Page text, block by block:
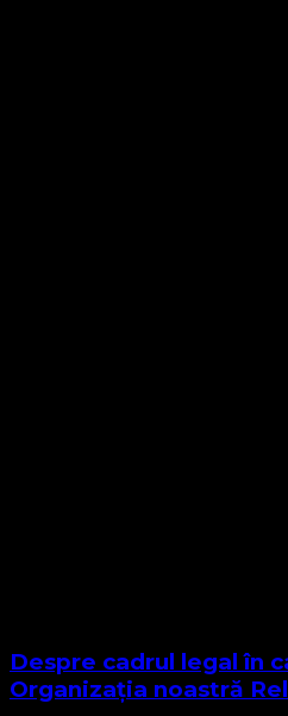
Despre cadrul legal în
Organizația noastră